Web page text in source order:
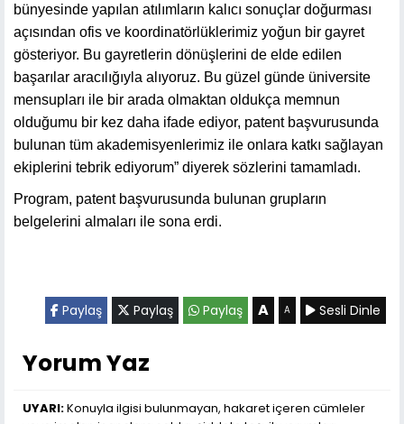
bünyesinde yapılan atılımların kalıcı sonuçlar doğurması
açısından ofis ve koordinatörlüklerimiz yoğun bir gayret
gösteriyor. Bu gayretlerin dönüşlerini de elde edilen
başarılar aracılığıyla alıyoruz. Bu güzel günde üniversite
mensupları ile bir arada olmaktan oldukça memnun
olduğumu bir kez daha ifade ediyor, patent başvurusunda
bulunan tüm akademisyenlerimiz ile onlara katkı sağlayan
ekiplerini tebrik ediyorum” diyerek sözlerini tamamladı.
Program, patent başvurusunda bulunan grupların
belgelerini almaları ile sona erdi.
Paylaş Paylaş Paylaş A A Sesli Dinle
Yorum Yaz
UYARI:Konuyla ilgisi bulunmayan, hakaret içeren cümleler